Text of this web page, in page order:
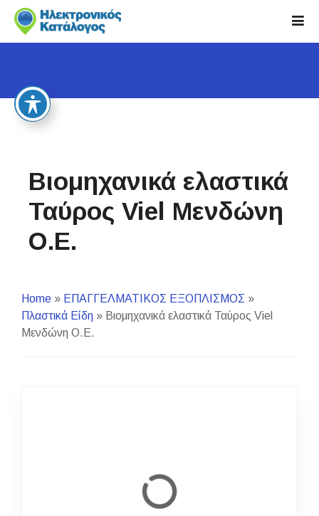
i
Βιομηχανικά ελαστικά
Ταύρος Viel Μενδώνη
Ο.Ε.
Home » ΕΠΑΓΓΕΛΜΑΤΙΚΟΣ ΕΞΟΠΛΙΣΜΟΣ »
Πλαστικά Είδη » Βιομηχανικά ελαστικά Ταύρος Viel
Μενδώνη Ο.Ε.